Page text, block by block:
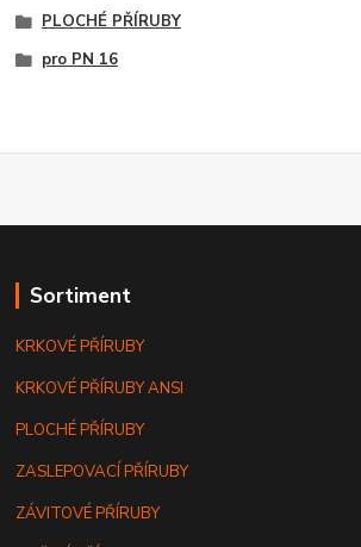
PLOCHÉ PŘÍRUBY
pro PN 16
Sortiment
KRKOVÉ PŘÍRUBY
KRKOVÉ PŘÍRUBY ANSI
PLOCHÉ PŘÍRUBY
ZASLEPOVACÍ PŘÍRUBY
ZÁVITOVÉ PŘÍRUBY